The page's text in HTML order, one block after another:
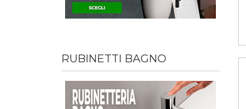
RUBINETTI BAGNO